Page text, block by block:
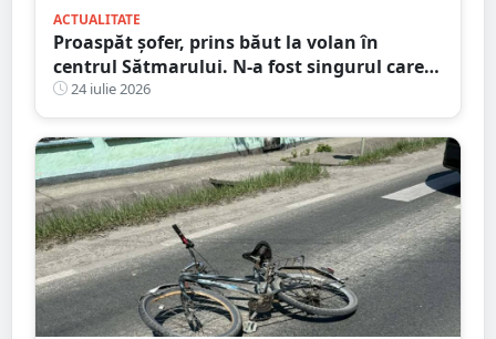
ACTUALITATE
Proaspăt șofer, prins băut la volan în
centrul Sătmarului. N-a fost singurul care a
călcat pe bec
24 iulie 2026